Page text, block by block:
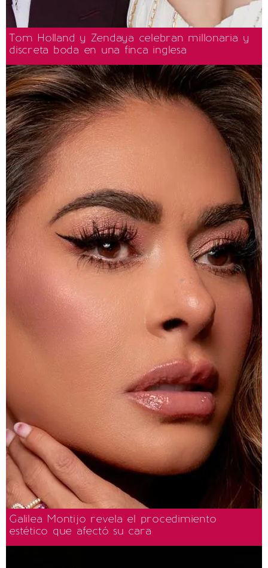
Tom Holland y Zendaya celebran millonaria y
discreta boda en una finca inglesa
Galilea Montijo revela el procedimiento
estético que afectó su cara